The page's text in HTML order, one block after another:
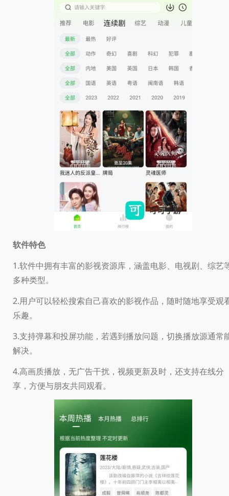
软件特色
1.软件中拥有丰富的影视资源库，涵盖电影、电视剧、综艺
多种类型。
2.用户可以轻松搜索自己喜欢的影视作品，随时随地享受观
乐趣。
3.支持弹幕和投屏功能，若遇到播放问题，切换播放源通常
解决。
4.高画质播放，无广告干扰，视频更新及时，还支持在线分
享，方便与朋友共同观看。